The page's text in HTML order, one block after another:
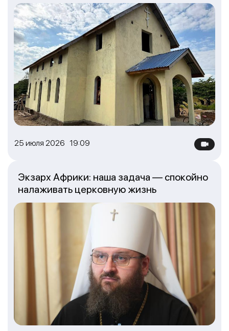
25 июля 2026 19:09
Экзарх Африки: наша задача — спокойно
налаживать церковную жизнь